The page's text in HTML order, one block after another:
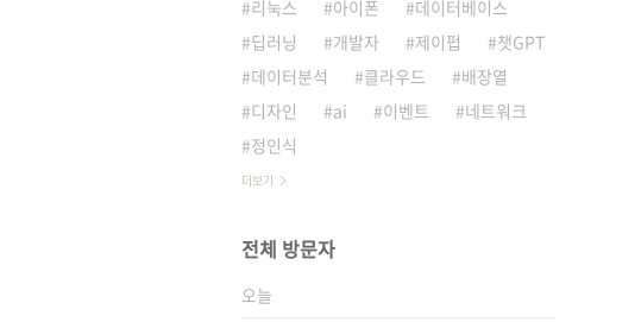
리눅스
아이폰
데이터베이스
딥러닝
개발자 제이펍
챗GPT
데이터분석
클라우드
배장열
디자인
ai 이벤트
네트워크
정인식
더보기
전체 방문자
오늘